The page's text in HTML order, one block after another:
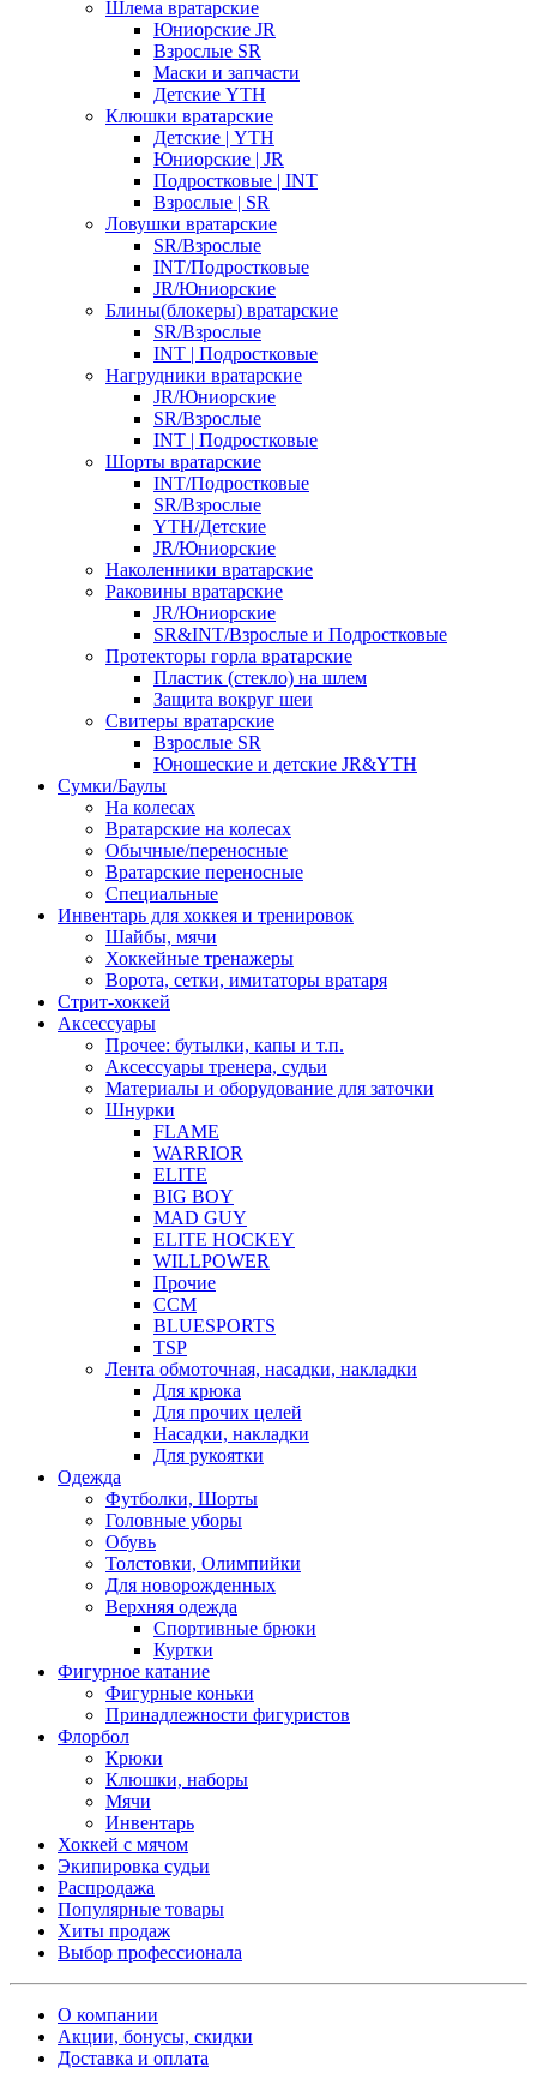
Шлема вратарские
Юниорские JR
Взрослые SR
Маски и запчасти
Детские YTH
Клюшки вратарские
Детские | YTH
Юниорские | JR
Подростковые | INT
Взрослые | SR
Ловушки вратарские
SR/Взрослые
INT/Подростковые
JR/Юниорские
Блины(блокеры) вратарские
SR/Взрослые
INT | Подростковые
Нагрудники вратарские
JR/Юниорские
SR/Взрослые
INT | Подростковые
Шорты вратарские
INT/Подростковые
SR/Взрослые
YTH/Детские
JR/Юниорские
Наколенники вратарские
Раковины вратарские
JR/Юниорские
SR&INT/Взрослые и Подростковые
Протекторы горла вратарские
Пластик (стекло) на шлем
Защита вокруг шеи
Свитеры вратарские
Взрослые SR
Юношеские и детские JR&YTH
Сумки/Баулы
На колесах
Вратарские на колесах
Обычные/переносные
Вратарские переносные
Специальные
Инвентарь для хоккея и тренировок
Шайбы, мячи
Хоккейные тренажеры
Ворота, сетки, имитаторы вратаря
Стрит-хоккей
Аксессуары
Прочее: бутылки, капы и т.п.
Аксессуары тренера, судьи
Материалы и оборудование для заточки
Шнурки
FLAME
WARRIOR
ELITE
BIG BOY
MAD GUY
ELITE HOCKEY
WILLPOWER
Прочие
CCM
BLUESPORTS
TSP
Лента обмоточная, насадки, накладки
Для крюка
Для прочих целей
Насадки, накладки
Для рукоятки
Одежда
Футболки, Шорты
Головные уборы
Обувь
Толстовки, Олимпийки
Для новорожденных
Верхняя одежда
Спортивные брюки
Куртки
Фигурное катание
Фигурные коньки
Принадлежности фигуристов
Флорбол
Крюки
Клюшки, наборы
Мячи
Инвентарь
Хоккей с мячом
Экипировка судьи
Распродажа
Популярные товары
Хиты продаж
Выбор профессионала
О компании
Акции, бонусы, скидки
Доставка и оплата